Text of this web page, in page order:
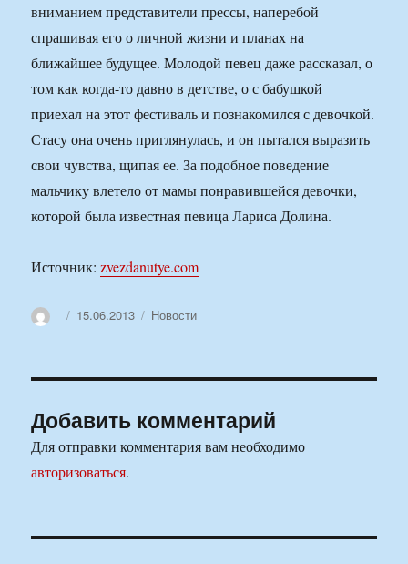
вниманием представители прессы, наперебой
спрашивая его о личной жизни и планах на
ближайшее будущее. Молодой певец даже рассказал, о
том как когда-то давно в детстве, о с бабушкой
приехал на этот фестиваль и познакомился с девочкой.
Стасу она очень приглянулась, и он пытался выразить
свои чувства, щипая ее. За подобное поведение
мальчику влетело от мамы понравившейся девочки,
которой была известная певица Лариса Долина.
Источник:zvezdanutye.com
АвторОпубликовано
15.06.2013 Рубрики
Новости
Добавить комментарий
Для отправки комментария вам необходимо
авторизоваться.